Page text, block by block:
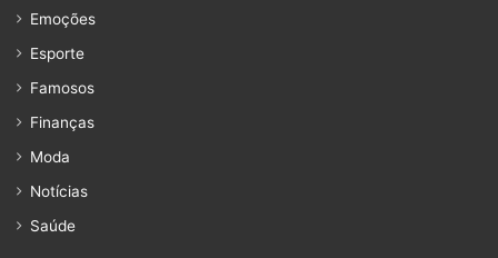
Emoções
Esporte
Famosos
Finanças
Moda
Notícias
Saúde